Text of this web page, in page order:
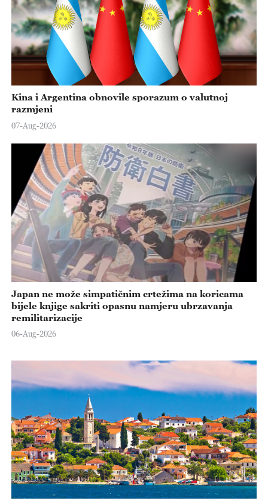
Kina i Argentina obnovile sporazum o valutnoj
razmjeni
07-Aug-2026
Japan ne može simpatičnim crtežima na koricama
bijele knjige sakriti opasnu namjeru ubrzavanja
remilitarizacije
06-Aug-2026